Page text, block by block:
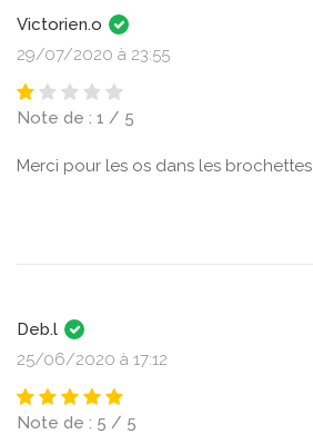
Victorien.o
29/07/2020 à 23:55
Note de : 1 / 5
Merci pour les os dans les brochettes
Deb.l
25/06/2020 à 17:12
Note de : 5 / 5